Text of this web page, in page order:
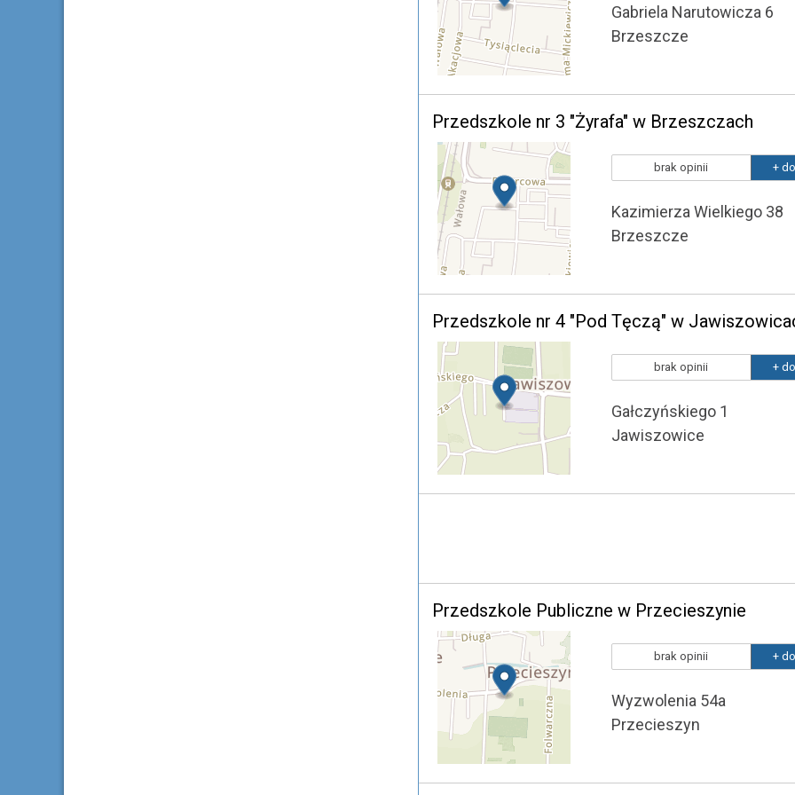
Gabriela Narutowicza 6
Brzeszcze
Przedszkole nr 3 "Żyrafa" w Brzeszczach
brak opinii +
Kazimierza Wielkiego 38
Brzeszcze
Przedszkole nr 4 "Pod Tęczą" w
brak opinii +
Gałczyńskiego 1
Jawiszowice
Przedszkole Publiczne w Przecieszynie
brak opinii +
Wyzwolenia 54a
Przecieszyn